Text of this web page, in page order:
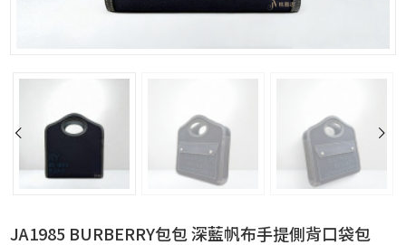
JA1985 BURBERRY包包 深藍帆布手提側背口袋包